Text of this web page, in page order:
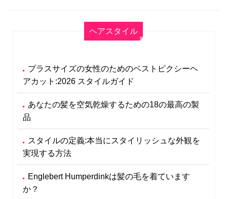
ヘアスタイル
プラスサイズの女性のためのベストピクシーヘ
アカット:2026 スタイルガイド
あなたの髪を空気乾燥するための18の最高の製
品
スタイルの定義:本当にスタイリッシュな外観を
実現する方法
Englebert Humperdinkは髪の毛を着ています
か？